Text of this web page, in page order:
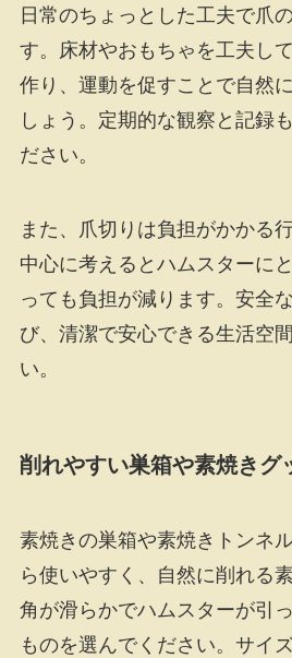
日常のちょっとした工夫で爪
す。床材やおもちゃを工夫し
作り、運動を促すことで自然
しょう。定期的な観察と記録
ださい。
また、爪切りは負担がかかる
中心に考えるとハムスターに
っても負担が減ります。安全
び、清潔で安心できる生活空
い。
削れやすい巣箱や素焼きグ
素焼きの巣箱や素焼きトンネ
ら使いやすく、自然に削れる
角が滑らかでハムスターが引
ものを選んでください。サイ